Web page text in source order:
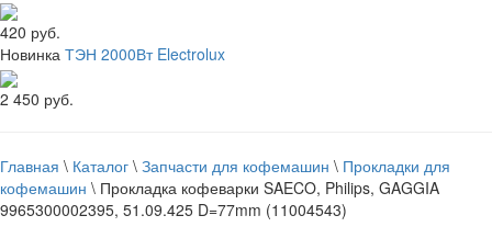
420 руб.
Новинка ТЭН 2000Вт Electrolux
2 450 руб.
Главная \ Каталог \ Запчасти для кофемашин \ Прокладки для
кофемашин \ Прокладка кофеварки SAECO, Philips, GAGGIA
9965300002395, 51.09.425 D=77mm (11004543)